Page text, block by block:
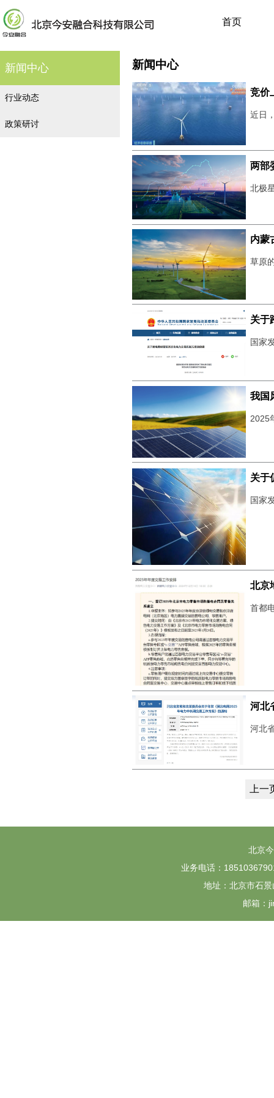
首页
新闻中心
行业动态
政策研讨
新闻中心
竞价
近日
两部
北极
内蒙
草原
关于
国家
我国
2025
关于
国家
北京
首都
河北
河北
上一
北京
业务电话：
地址：北京市石
邮箱：